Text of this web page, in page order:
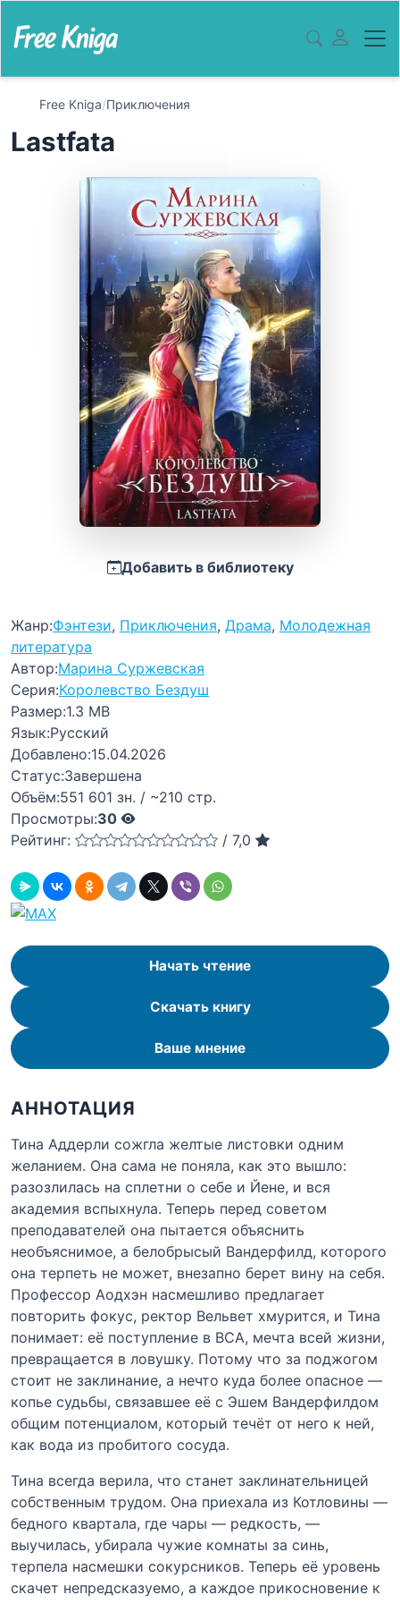
Free Kniga/Приключения
Lastfata
Добавить в библиотеку
Жанр:Фэнтези, Приключения, Драма, Молодежная
литература
Автор:Марина Суржевская
Серия:Королевство Бездуш
Размер:1.3 MB
Язык:Русский
Добавлено:15.04.2026
Статус:Завершена
Объём:551 601 зн. / ~210 стр.
Просмотры:30
Рейтинг:
/ 7,0
Начать чтение
Скачать книгу
Ваше мнение
АННОТАЦИЯ
Тина Аддерли сожгла желтые листовки одним
желанием. Она сама не поняла, как это вышло:
разозлилась на сплетни о себе и Йене, и вся
академия вспыхнула. Теперь перед советом
преподавателей она пытается объяснить
необъяснимое, а белобрысый Вандерфилд, которого
она терпеть не может, внезапно берет вину на себя.
Профессор Аодхэн насмешливо предлагает
повторить фокус, ректор Вельвет хмурится, и Тина
понимает: её поступление в ВСА, мечта всей жизни,
превращается в ловушку. Потому что за поджогом
стоит не заклинание, а нечто куда более опасное —
копье судьбы, связавшее её с Эшем Вандерфилдом
общим потенциалом, который течёт от него к ней,
как вода из пробитого сосуда.
Тина всегда верила, что станет заклинательницей
собственным трудом. Она приехала из Котловины —
бедного квартала, где чары — редкость, —
выучилась, убирала чужие комнаты за синь,
терпела насмешки сокурсников. Теперь её уровень
скачет непредсказуемо, а каждое прикосновение к